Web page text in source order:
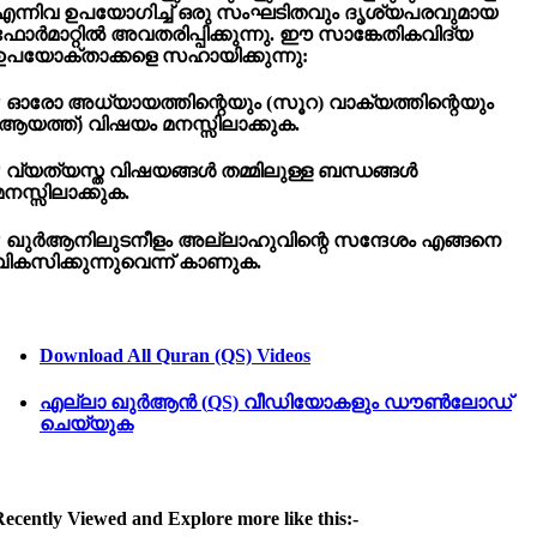
ഉപയോഗിച്ച് ഒരു സംഘടിതവും ദൃശ്യപരവുമായ
അവതരിപ്പിക്കുന്നു. ഈ സാങ്കേതികവിദ്യ
സഹായിക്കുന്നു:
ഓരോ അധ്യായത്തിന്റെയും (സൂറ) വാക്യത്തിന്റെയും
വിഷയം മനസ്സിലാക്കുക.
വ്യത്യസ്ത വിഷയങ്ങൾ തമ്മിലുള്ള ബന്ധങ്ങൾ
ഖുർആനിലുടനീളം അല്ലാഹുവിന്റെ സന്ദേശം എങ്ങനെ
കാണുക.
Download All Quran (QS) Videos
എല്ലാ ഖുർആൻ (QS) വീഡിയോകളും ഡൗൺലോഡ്
ചെയ്യുക
Viewed and Explore more like this:-